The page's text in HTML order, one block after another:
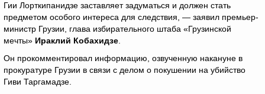
Гии Лорткипанидзе заставляет задуматься и должен стать
предметом особого интереса для следствия, — заявил премьер-
министр Грузии, глава избирательного штаба «Грузинской
мечты» Ираклий Кобахидзе
Он прокомментировал информацию, озвученную накануне в
прокуратуре Грузии в связи с делом о покушении на убийство
Гиви Таргамадзе.